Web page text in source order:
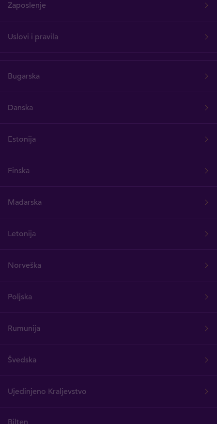
Zaposlenje
Uslovi i pravila
Bugarska
Danska
Estonija
Finska
Mađarska
Letonija
Norveška
Poljska
Rumunija
Švedska
Ujedinjeno Kraljevstvo